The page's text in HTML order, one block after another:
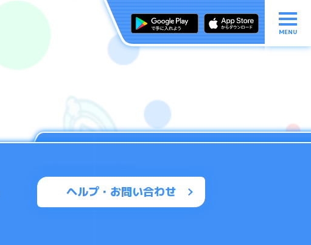
MENU
ヘルプ・お問い合わせ